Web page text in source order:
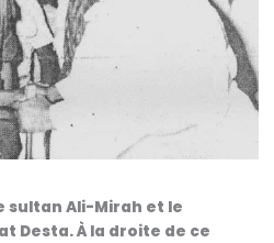
sultan Ali-Mirah et le
Desta. À la droite de ce